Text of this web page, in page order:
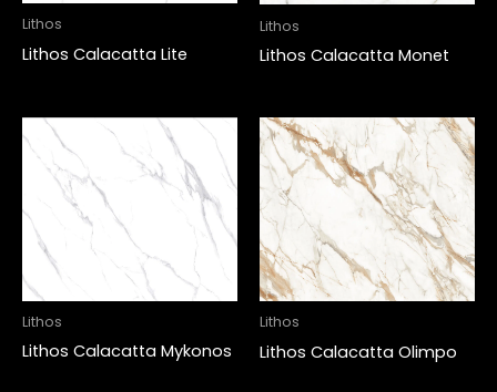
Lithos
Lithos Calacatta Lite
Lithos
Lithos Calacatta Monet
Lithos
Lithos Calacatta Mykonos
Lithos
Lithos Calacatta Olimpo